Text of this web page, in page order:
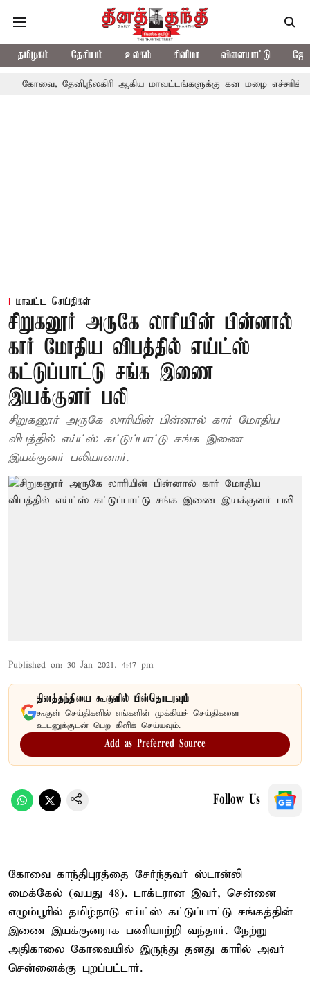
தமிழகம் தேசியம் உலகம் சினிமா விளையாட்டு
தேனி,நீலகிரி ஆகிய மாவட்டங்களுக்கு கன மழை எச்சரிக்கை
மாவட்ட செய்திகள்
சிறுகனூர் அருகே லாரியின் பின்னால்
கார் மோதிய விபத்தில் எய்ட்ஸ்
கட்டுப்பாட்டு சங்க இணை
இயக்குனர் பலி
சிறுகனூர் அருகே லாரியின் பின்னால் கார் மோதிய
விபத்தில் எய்ட்ஸ் கட்டுப்பாட்டு சங்க இணை
இயக்குனர் பலியானார்.
Published on: 30 Jan 2021, 4:47 pm
தினத்தந்தியை கூகுளில் பின்தொடரவும்
கூகுள் செய்திகளில் எங்களின் முக்கியச் செய்திகளை
உடனுக்குடன் பெற கிளிக் செய்யவும்.
Add as Preferred Source
Follow Us
கோவை காந்திபுரத்தை சேர்ந்தவர் ஸ்டான்லி
மைக்கேல் (வயது 48). டாக்டரான இவர், சென்னை
எழும்பூரில் தமிழ்நாடு எய்ட்ஸ் கட்டுப்பாட்டு சங்கத்தின்
இணை இயக்குனராக பணியாற்றி வந்தார். நேற்று
அதிகாலை கோவையில் இருந்து தனது காரில் அவர்
சென்னைக்கு புறப்பட்டார்.